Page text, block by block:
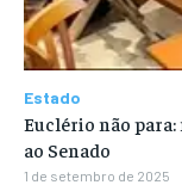
Estado
Euclério não para:
ao Senado
1 de setembro de 2025